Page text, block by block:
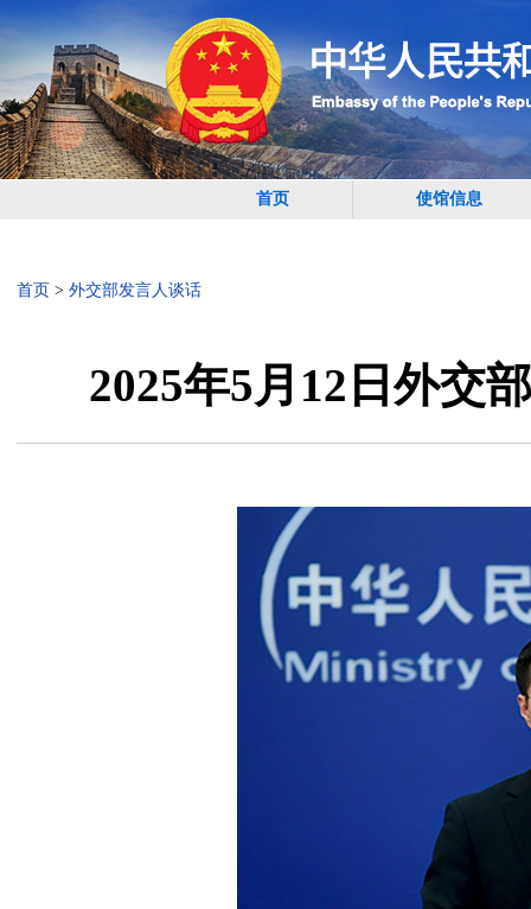
首页 使馆信息
首页 > 外交部发言人谈话
2025年5月12日外交